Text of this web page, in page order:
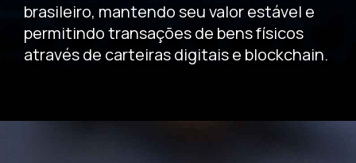
brasileiro, mantendo seu valor estável e
permitindo transações de bens físicos
através de carteiras digitais e blockchain.